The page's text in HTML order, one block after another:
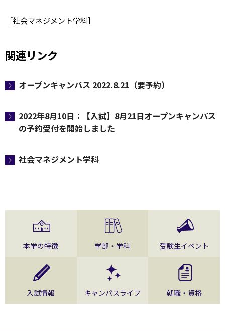
［社会マネジメント学科］
関連リンク
オープンキャンパス 2022.8.21（要予約）
2022年8月10日：【入試】8月21日オープンキャンパス
の予約受付を開始しました
社会マネジメント学科
本学の特徴 学部・学科 受験生イベント
入試情報 キャンパスライフ 就職・資格